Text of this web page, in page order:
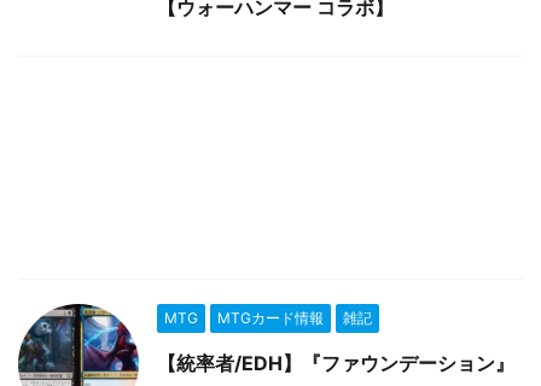
【ウォーハンマー コラボ】
MTG MTGカード情報 雑記
【統率者/EDH】『ファウンデーション』